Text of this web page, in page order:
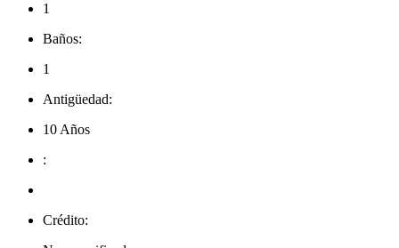
1
Baños:
1
Antigüedad:
10 Años
:
Crédito: